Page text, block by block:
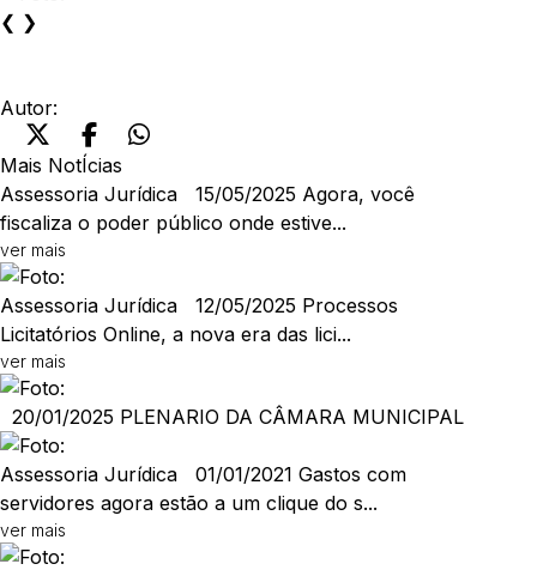
❮ ❯
Autor:
Mais NotÍcias
Assessoria Jurídica
15/05/2025 Agora, você
fiscaliza o poder público onde estive...
ver mais
Assessoria Jurídica 12/05/2025 Processos
Licitatórios Online, a nova era das lici...
ver mais
20/01/2025 PLENARIO DA CÂMARA MUNICIPAL
Assessoria Jurídica 01/01/2021 Gastos com
servidores agora estão a um clique do s...
ver mais